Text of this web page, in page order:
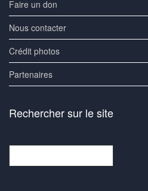
Faire un don
Nous contacter
Crédit photos
Partenaires
Rechercher sur le site